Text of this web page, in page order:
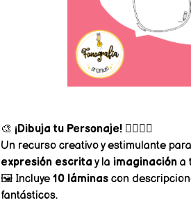
🎨 ¡Dibuja tu Personaje!🧚‍♂️🦸‍♀️
Un recurso creativo y estimulante
expresión escrita y la imaginacióna
🖼️ Incluye 10 láminascon
fantásticos.